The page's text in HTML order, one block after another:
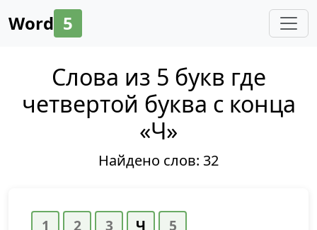
Word 5
Слова из 5 букв где
четвертой буква с конца
«Ч»
Найдено слов: 32